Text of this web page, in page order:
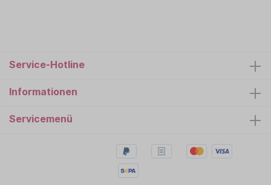
Service-Hotline
Informationen
Servicemenü